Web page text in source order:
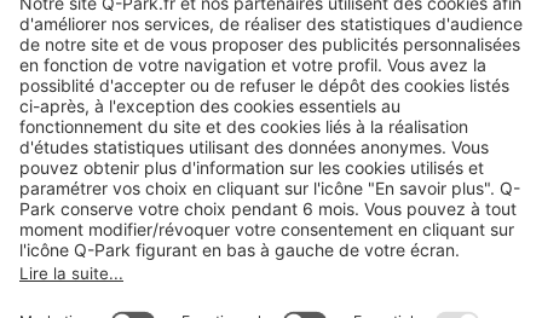
Nos produits
Nos services
Cookies